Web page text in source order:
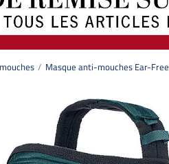
Masque anti-mouches Ear-Free